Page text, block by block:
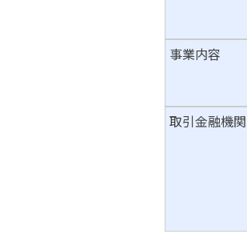
事業内容
取引金融機関